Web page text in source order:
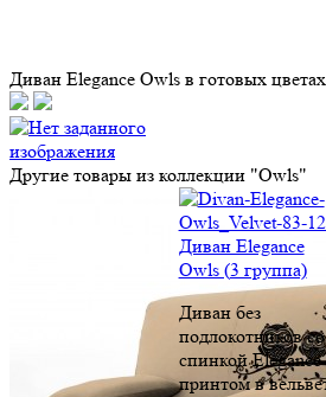
принтом в вельвете
Velvet Lux
38 126
руб
Выбрать размер
(ШхГхВ):